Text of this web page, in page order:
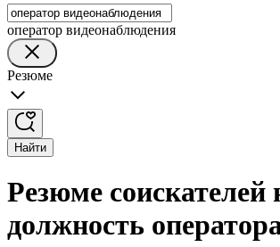
оператор видеонаблюдения
Резюме
Найти
Резюме соискателей
должность